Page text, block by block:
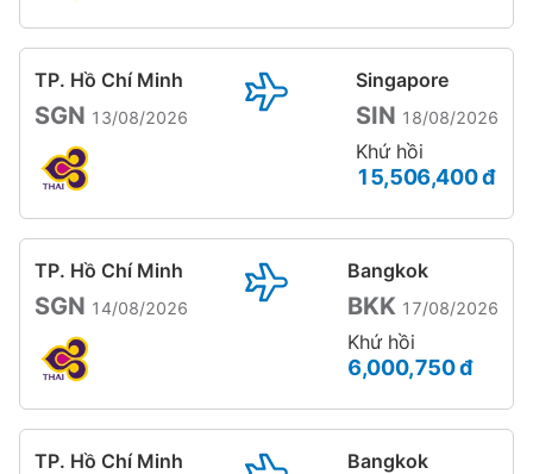
TP. Hồ Chí Minh
SGN 13/08/2026
Singapore
SIN 18/08/2026
Khứ hồi
15,506,400 đ
TP. Hồ Chí Minh
SGN 14/08/2026
Bangkok
BKK 17/08/2026
Khứ hồi
6,000,750 đ
TP. Hồ Chí Minh Bangkok